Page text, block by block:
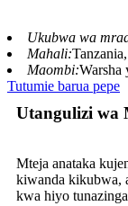
Ukubwa wa
Mahali:
Maombi:Warsha
Tutumie barua pepe
Utangulizi wa
Mteja anataka
kiwanda kikubwa,
kwa hiyo